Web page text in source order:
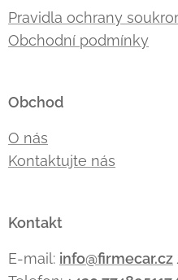
Pravidla ochrany
Obchodní podmínky
Obchod
O nás
Kontaktujte nás
Kontakt
E-mail: info@firmecar.cz